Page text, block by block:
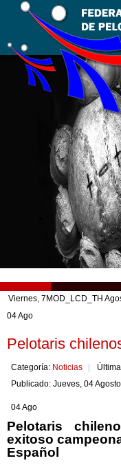
Viernes, 7MOD_LCD_TH
04 Ago
Pelotaris
Categoría: Noticias
Publicado: Jueves, 04
04 Ago
Pelotaris
exitoso
Español